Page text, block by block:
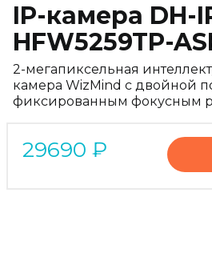
IP-камера DH-
HFW5259TP-
2-мегапиксельная
камера WizMind с двойной
фиксированным фокусным
29690 ₽